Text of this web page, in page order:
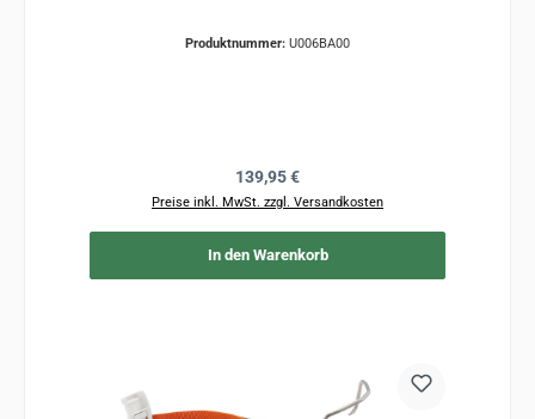
Produktnummer: U006BA00
Regulärer Preis:
139,95 €
Preise inkl. MwSt. zzgl. Versandkosten
In den Warenkorb